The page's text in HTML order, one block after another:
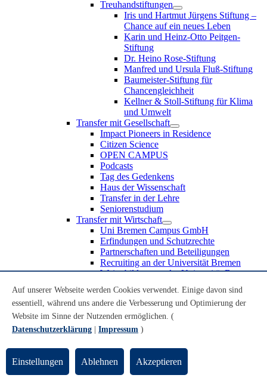
Treuhandstiftungen
Iris und Hartmut Jürgens Stiftung –
Chance auf ein neues Leben
Karin und Heinz-Otto Peitgen-
Stiftung
Dr. Heino Rose-Stiftung
Manfred und Ursula Fluß-Stiftung
Baumeister-Stiftung für
Chancengleichheit
Kellner & Stoll-Stiftung für Klima
und Umwelt
Transfer mit Gesellschaft
Impact Pioneers in Residence
Citizen Science
OPEN CAMPUS
Podcasts
Tag des Gedenkens
Haus der Wissenschaft
Transfer in der Lehre
Seniorenstudium
Transfer mit Wirtschaft
Uni Bremen Campus GmbH
Erfindungen und Schutzrechte
Partnerschaften und Beteiligungen
Recruiting an der Universität Bremen
Weiterbildung an der Universität Bremen
Schülerinnen und Schüler
MINT-Schnupperstudium
Schulklassen
Lehrkräfte
UniTransfer - Servicestelle für Transferaktivitäten
Transfermagazin der Universität Bremen
Auf unserer Webseite werden Cookies verwendet. Einige davon sind
essentiell, während uns andere die Verbesserung und Optimierung der
Website im Sinne der Nutzenden ermöglichen. (
Datenschutzerklärung
Impressum )
Einstellungen Ablehnen Akzeptieren